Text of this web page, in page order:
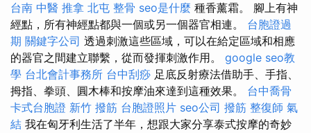
台南 中醫 推拿 北屯 整骨 seo是什麼 種香薰霜。 腳上有神
經點，所有神經點都與一個或另一個器官相連。 台胞證過
期 關鍵字公司 透過刺激這些區域，可以在給定區域和相應
的器官之間建立聯繫，從而發揮刺激作用。 google seo教
學 台北會計事務所 台中刮痧 足底反射療法借助手、手指、
拇指、拳頭、圓木棒和按摩油來達到這種效果。 台中喬骨
卡式台胞證 新竹 撥筋 台胞證照片 seo公司 撥筋 整復師 氣
結 我在匈牙利生活了半年，想跟大家分享泰式​​按摩的奇妙